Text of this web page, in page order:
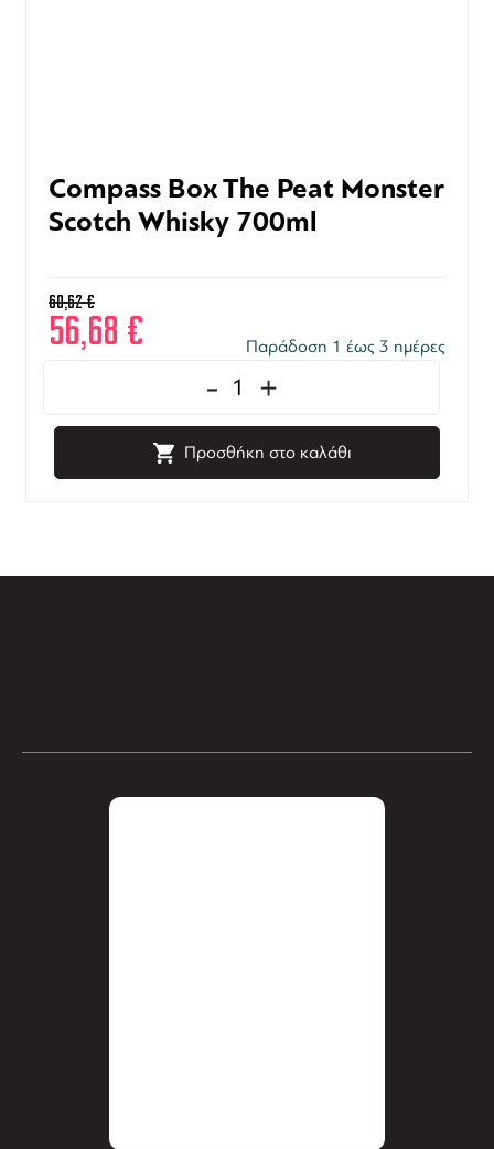
Compass Box The Peat Monster
Scotch Whisky 700ml
60,62€
56,68 € Παράδοση 1 έως 3 ημέρες
- +
Προσθήκη στο καλάθι